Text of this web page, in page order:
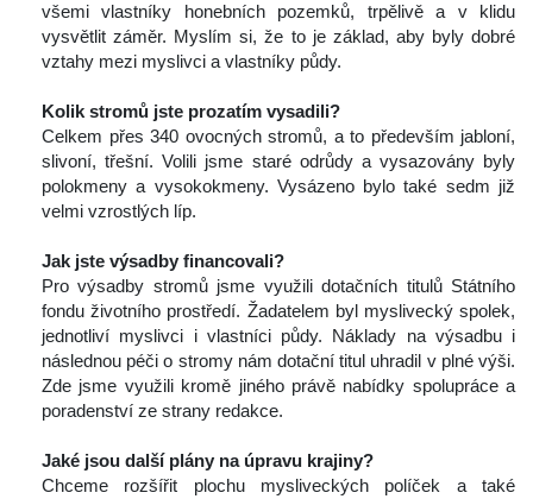
všemi vlastníky honebních pozemků, trpělivě a v klidu
vysvětlit záměr. Myslím si, že to je základ, aby byly dobré
vztahy mezi myslivci a vlastníky půdy.
Kolik stromů jste prozatím vysadili?
Celkem přes 340 ovocných stromů, a to především jabloní,
livoní, třešní. Volili jsme staré odrůdy a vysazovány byly
polokmeny a vysokokmeny. Vysázeno bylo také sedm již
velmi vzrostlých líp.
Jak jste výsadby financovali?
Pro výsadby stromů jsme využili dotačních titulů Státního
fondu životního prostředí. Žadatelem byl myslivecký spolek,
jednotliví myslivci i vlastníci půdy. Náklady na výsadbu i
následnou péči o stromy nám dotační titul uhradil v plné výši.
Zde jsme využili kromě jiného právě nabídky spolupráce a
poradenství ze strany redakce.
Jaké jsou další plány na úpravu krajiny?
Chceme rozšířit plochu mysliveckých políček a také